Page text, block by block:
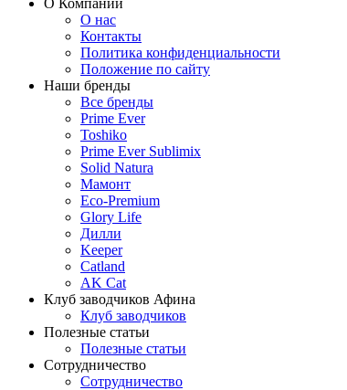
О Компании
О нас
Контакты
Политика конфиденциальности
Положение по сайту
Наши бренды
Все бренды
Prime Ever
Toshiko
Prime Ever Sublimix
Solid Natura
Мамонт
Eco-Premium
Glory Life
Дилли
Keeper
Catland
AK Cat
Клуб заводчиков Афина
Клуб заводчиков
Полезные статьи
Полезные статьи
Сотрудничество
Сотрудничество